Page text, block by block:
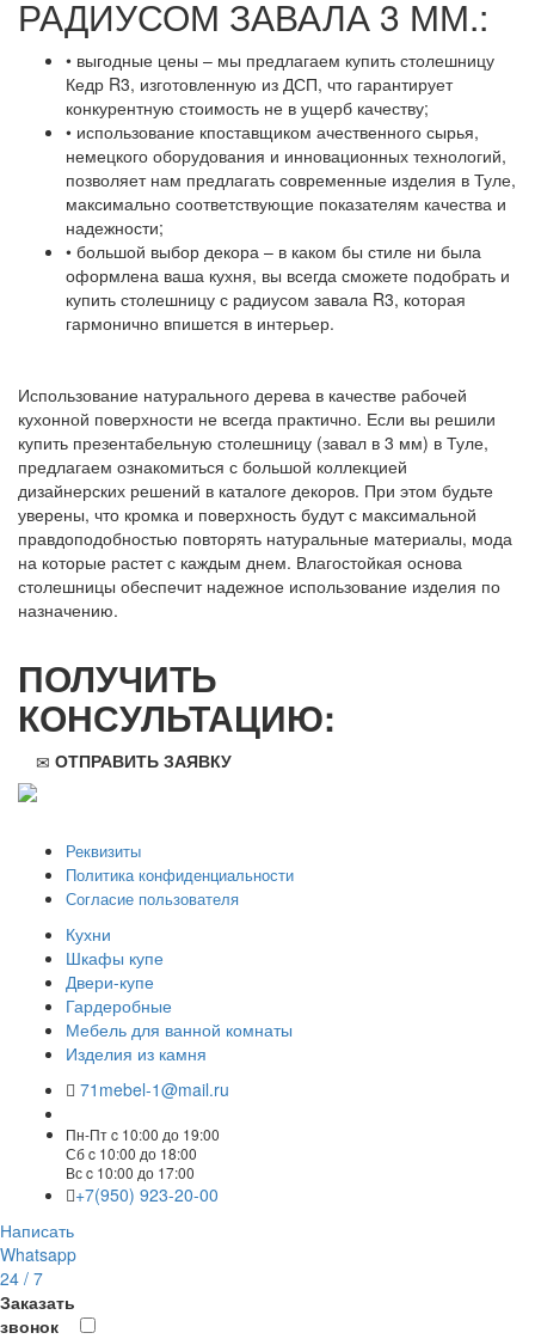
РАДИУСОМ ЗАВАЛА 3 ММ.:
• выгодные цены – мы предлагаем купить столешницу
Кедр R3, изготовленную из ДСП, что гарантирует
конкурентную стоимость не в ущерб качеству;
• использование кпоставщиком ачественного сырья,
немецкого оборудования и инновационных технологий,
позволяет нам предлагать современные изделия в Туле,
максимально соответствующие показателям качества и
надежности;
• большой выбор декора – в каком бы стиле ни была
оформлена ваша кухня, вы всегда сможете подобрать и
купить столешницу с радиусом завала R3, которая
гармонично впишется в интерьер.
Использование натурального дерева в качестве рабочей
кухонной поверхности не всегда практично. Если вы решили
купить презентабельную столешницу (завал в 3 мм) в Туле,
предлагаем ознакомиться с большой коллекцией
дизайнерских решений в каталоге декоров. При этом будьте
уверены, что кромка и поверхность будут с максимальной
правдоподобностью повторять натуральные материалы, мода
на которые растет с каждым днем. Влагостойкая основа
столешницы обеспечит надежное использование изделия по
назначению.
ПОЛУЧИТЬ
КОНСУЛЬТАЦИЮ:
ОТПРАВИТЬ ЗАЯВКУ
Реквизиты
Политика конфиденциальности
Согласие пользователя
Кухни
Шкафы купе
Двери-купе
Гардеробные
Мебель для ванной комнаты
Изделия из камня
71mebel-1@mail.ru
Пн-Пт c 10:00 до 19:00
Сб c 10:00 до 18:00
Вс c 10:00 до 17:00
+7(950) 923-20-00
Написать
Whatsapp
24 / 7
Заказать
звонок